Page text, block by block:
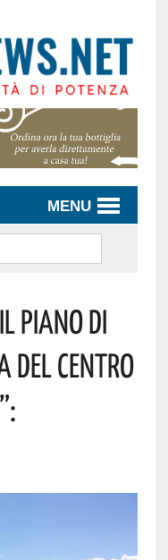
MENU
Piano Di
Del Centro